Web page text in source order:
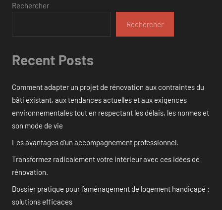
Rechercher
Rechercher
Recent Posts
Comment adapter un projet de rénovation aux contraintes du
bâti existant, aux tendances actuelles et aux exigences
environnementales tout en respectant les délais, les normes et
son mode de vie
Les avantages d’un accompagnement professionnel.
Transformez radicalement votre intérieur avec ces idées de
rénovation.
Dossier pratique pour l’aménagement de logement handicapé :
solutions efficaces